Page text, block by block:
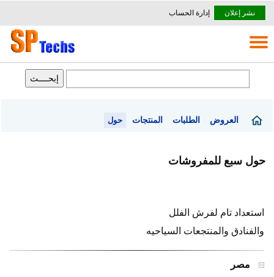
نشر إعلان إدارة الحساب
العروض الطلبات المنتجات حول
حول سبع للمفروشات
استعداد تام لفرش الفلل
والفنادق والمنتجعات السياحيه
مصر